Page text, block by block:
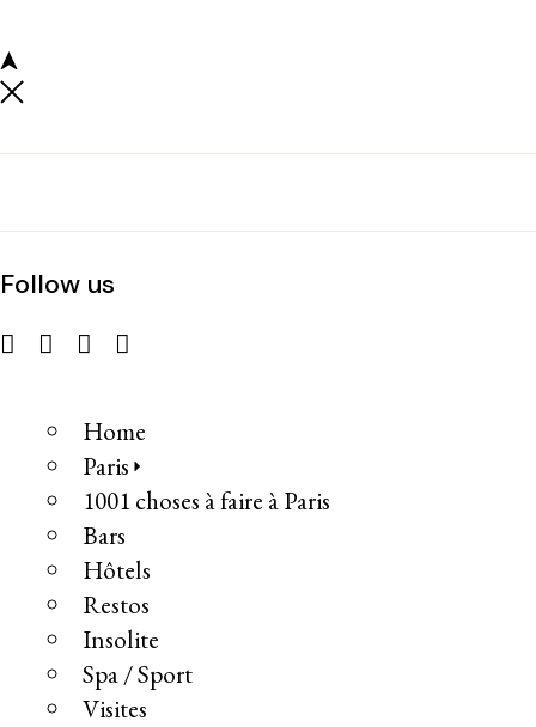
Follow us
Home
Paris
1001 choses à faire à Paris
Bars
Hôtels
Restos
Insolite
Spa / Sport
Visites